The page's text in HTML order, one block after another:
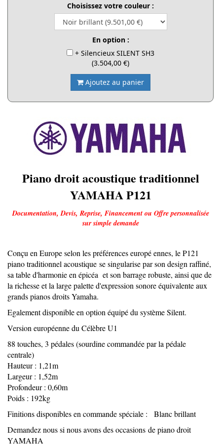
Choisissez votre couleur :
En option :
+ Silencieux SILENT SH3
(3.504,00 €)
Ajoutez au panier
Piano droit acoustique traditionnel
YAMAHA P121
Documentation, Devis, Reprise, Financement ou Offre personnalisée
sur simple demande
Conçu en Europe selon les préférences europé ennes, le P121
piano traditionnel acoustique se singularise par son design raffiné,
sa table d'harmonie en épicéa et son barrage robuste, ainsi que de
la richesse et la large palette d'expression sonore équivalente aux
grands pianos droits Yamaha.
Egalement disponible en option équipé du système Silent.
Version européenne du Célèbre U1
88 touches, 3 pédales (sourdine commandée par la pédale
centrale)
Hauteur : 1,21m
Largeur : 1,52m
Profondeur : 0,60m
Poids : 192kg
Finitions disponibles en commande spéciale : Blanc brillant
Demandez nous si nous avons des occasions de piano droit
YAMAHA